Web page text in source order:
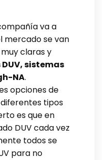
va a
mercado se van
claras y
sistemas
NA.
opciones de
tipos
es que en
DUV cada vez
todos se
para no